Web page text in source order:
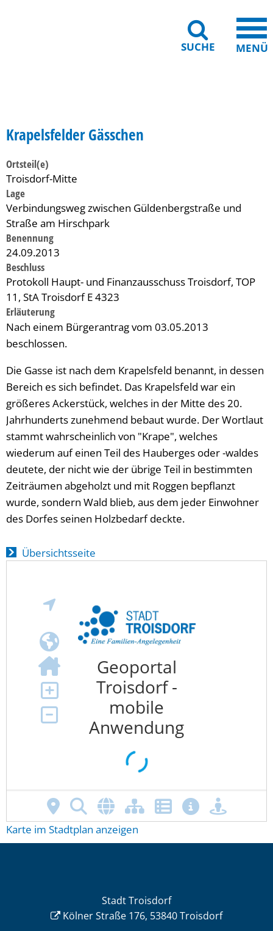
SUCHE MENÜ
Krapelsfelder Gässchen
Ortsteil(e)
Troisdorf-Mitte
Lage
Verbindungsweg zwischen Güldenbergstraße und
Straße am Hirschpark
Benennung
24.09.2013
Beschluss
Protokoll Haupt- und Finanzausschuss Troisdorf, TOP
11, StA Troisdorf E 4323
Erläuterung
Nach einem Bürgerantrag vom 03.05.2013
beschlossen.
Die Gasse ist nach dem Krapelsfeld benannt, in dessen
Bereich es sich befindet. Das Krapelsfeld war ein
größeres Ackerstück, welches in der Mitte des 20.
Jahrhunderts zunehmend bebaut wurde. Der Wortlaut
stammt wahrscheinlich von "Krape", welches
wiederum auf einen Teil des Hauberges oder -waldes
deutete, der nicht wie der übrige Teil in bestimmten
Zeiträumen abgeholzt und mit Roggen bepflanzt
wurde, sondern Wald blieb, aus dem jeder Einwohner
des Dorfes seinen Holzbedarf deckte.
Übersichtsseite
Karte im Stadtplan anzeigen
Stadt Troisdorf
Kölner Straße 176, 53840 Troisdorf